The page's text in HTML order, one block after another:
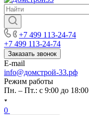
+7 499 113-24-74
+7 499 113-24-74
Заказать звонок
E-mail
info@домстрой-33.рф
Режим работы
Пн. – Пт.: с 9:00 до 18:00
0